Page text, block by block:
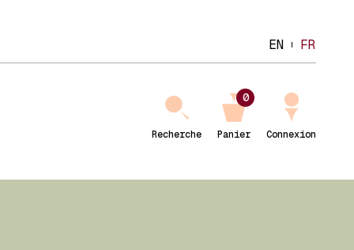
EN FR
Recherche Panier
0
Connexion